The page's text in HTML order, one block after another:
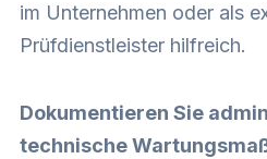
im Unternehmen oder als
Prüfdienstleister hilfreich.
Dokumentieren Sie
technische